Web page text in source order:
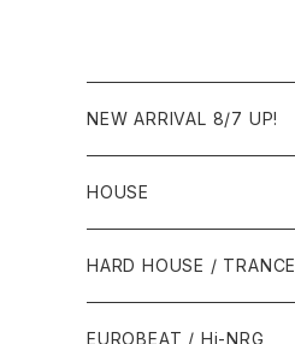
NEW ARRIVAL 8/7 UP!
HOUSE
1980年代
1987年・以前
1990年代
HARD HOUSE / TRANCE
1990年代
EUROBEAT / Hi-NRG